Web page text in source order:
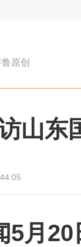
原创
山东
5月20